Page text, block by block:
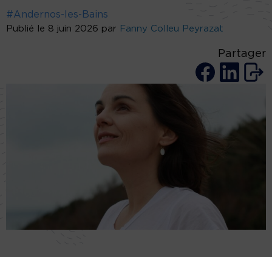
#Andernos-les-Bains
Publié le 8 juin 2026 par Fanny Colleu Peyrazat
Partager